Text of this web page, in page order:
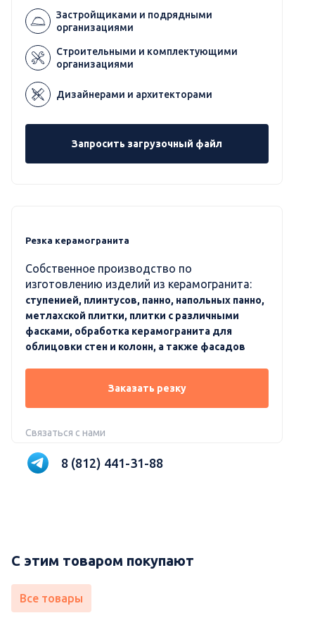
Застройщиками и подрядными
организациями
Строительными и комплектующими
организациями
Дизайнерами и архитекторами
Запросить загрузочный файл
Резка керамогранита
Собственное производство по
изготовлению изделий из керамогранита:
ступенией, плинтусов, панно, напольных панно,
метлахской плитки, плитки с различными
фасками, обработка керамогранита для
облицовки стен и колонн, а также фасадов
Заказать резку
Связаться с нами
8 (812) 441-31-88
С этим товаром покупают
Все товары